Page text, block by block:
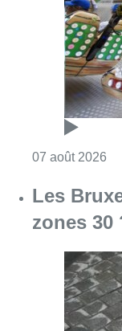
07 août 2026
Les
zones 30